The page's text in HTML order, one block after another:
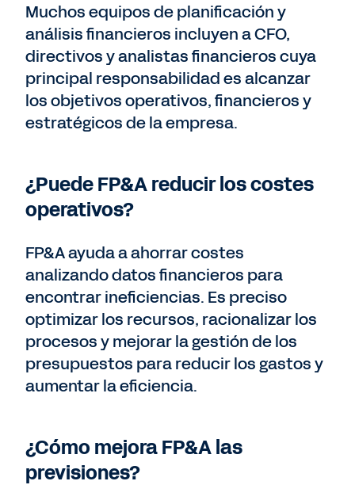
Muchos equipos de planificación y
análisis financieros incluyen a CFO,
directivos y analistas financieros cuya
principal responsabilidad es alcanzar
los objetivos operativos, financieros y
estratégicos de la empresa.
¿Puede FP&A reducir los costes
operativos?
FP&A ayuda a ahorrar costes
analizando datos financieros para
encontrar ineficiencias. Es preciso
optimizar los recursos, racionalizar los
procesos y mejorar la gestión de los
presupuestos para reducir los gastos y
aumentar la eficiencia.
¿Cómo mejora FP&A las
previsiones?